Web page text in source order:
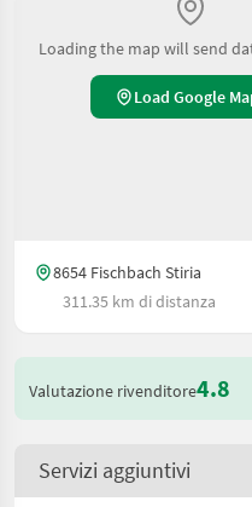
Loading the map will send
Load Google
8654 Fischbach Stiria
311.35 km di distanza
Valutazione rivenditore4.8
Servizi aggiuntivi